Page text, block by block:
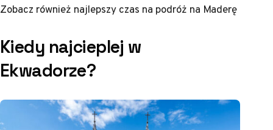
Zobacz również najlepszy czas na podróż na Maderę
Kiedy najcieplej w
Ekwadorze?